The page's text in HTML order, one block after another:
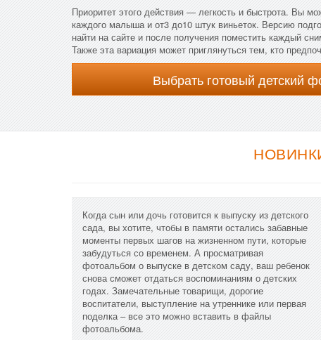
Приоритет этого действия — легкость и быстрота. Вы
каждого малыша и от3 до10 штук виньеток. Версию
найти на сайте и после получения поместить каждый
Также эта вариация может приглянуться тем, кто
Выбрать готовый детский
Когда сын или дочь готовится к выпуску из детского
сада, вы хотите, чтобы в памяти остались забавные
моменты первых шагов на жизненном пути, которые
забудуться со временем. А просматривая
фотоальбом о выпуске в детском саду, ваш ребенок
снова сможет отдаться воспоминаниям о детских
годах. Замечательные товарищи, дорогие
воспитатели, выступление на утреннике или первая
поделка – все это можно вставить в файлы
фотоальбома.